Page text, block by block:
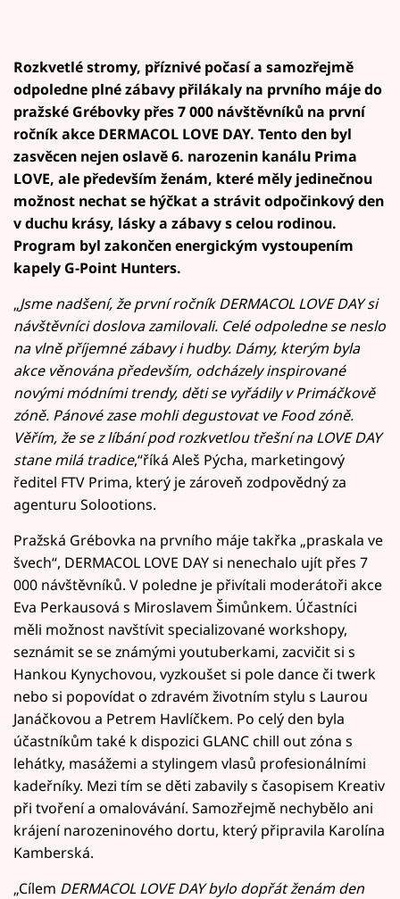
Rozkvetlé stromy, příznivé počasí a samozřejmě
odpoledne plné zábavy přilákaly na prvního máje do
pražské Grébovky přes 7 000 návštěvníků na první
ročník akce DERMACOL LOVE DAY. Tento den byl
zasvěcen nejen oslavě 6. narozenin kanálu Prima
LOVE, ale především ženám, které měly jedinečnou
možnost nechat se hýčkat a strávit odpočinkový den
v duchu krásy, lásky a zábavy s celou rodinou.
Program byl zakončen energickým vystoupením
kapely G-Point Hunters.
„Jsme nadšení, že první ročník DERMACOL LOVE DAY si
návštěvníci doslova zamilovali. Celé odpoledne se neslo
na vlně příjemné zábavy i hudby. Dámy, kterým byla
akce věnována především, odcházely inspirované
novými módními trendy, děti se vyřádily v Primáčkově
zóně. Pánové zase mohli degustovat ve Food zóně.
Věřím, že se z líbání pod rozkvetlou třešní na LOVE DAY
stane milá tradice,“říká Aleš Pýcha, marketingový
ředitel FTV Prima, který je zároveň zodpovědný za
agenturu Solootions.
Pražská Grébovka na prvního máje takřka „praskala ve
švech“, DERMACOL LOVE DAY si nenechalo ujít přes 7
000 návštěvníků. V poledne je přivítali moderátoři akce
Eva Perkausová s Miroslavem Šimůnkem. Účastníci
měli možnost navštívit specializované workshopy,
seznámit se se známými youtuberkami, zacvičit si s
Hankou Kynychovou, vyzkoušet si pole dance či twerk
nebo si popovídat o zdravém životním stylu s Laurou
Janáčkovou a Petrem Havlíčkem. Po celý den byla
účastníkům také k dispozici GLANC chill out zóna s
lehátky, masážemi a stylingem vlasů profesionálními
kadeřníky. Mezi tím se děti zabavily s časopisem Kreativ
při tvoření a omalovávání. Samozřejmě nechybělo ani
krájení narozeninového dortu, který připravila Karolína
Kamberská.
„Cílem DERMACOL LOVE DAY bylo dopřát ženám den